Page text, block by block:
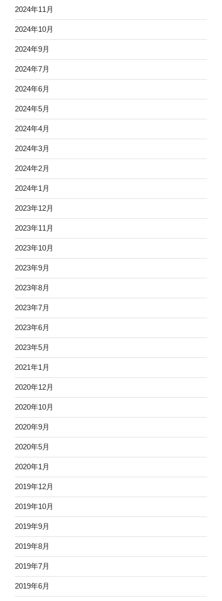
2024年11月
2024年10月
2024年9月
2024年7月
2024年6月
2024年5月
2024年4月
2024年3月
2024年2月
2024年1月
2023年12月
2023年11月
2023年10月
2023年9月
2023年8月
2023年7月
2023年6月
2023年5月
2021年1月
2020年12月
2020年10月
2020年9月
2020年5月
2020年1月
2019年12月
2019年10月
2019年9月
2019年8月
2019年7月
2019年6月